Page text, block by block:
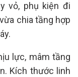
vỏ, phụ kiện đi
chia tầng hợp
lực, mâm tầng
Kích thước linh